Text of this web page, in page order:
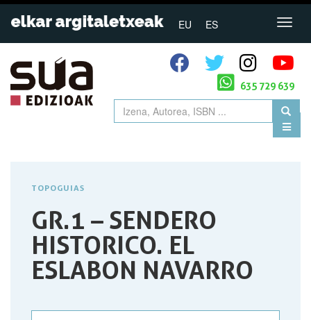
EU ES
635 729 639
TOPOGUIAS
GR.1 – SENDERO
HISTORICO. EL
ESLABON NAVARRO